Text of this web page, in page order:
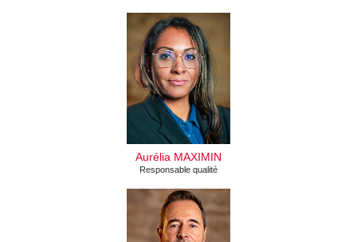
Aurélia MAXIMIN
Responsable qualité